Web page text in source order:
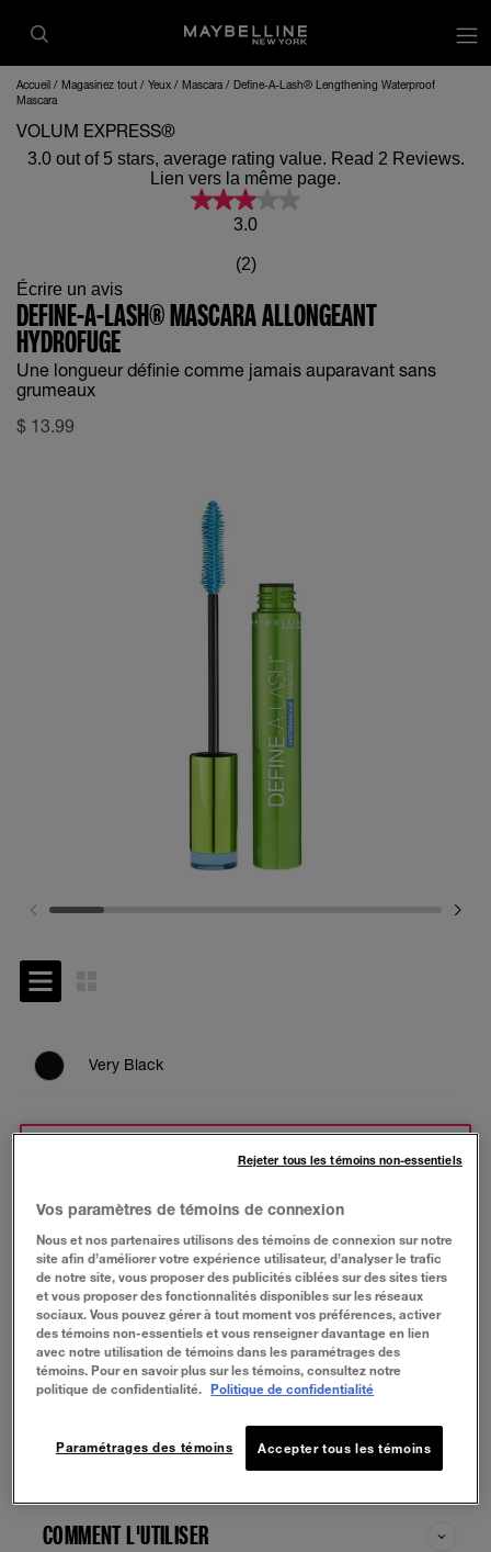
Accueil Magasinez tout Yeux Mascara
Define-A-Lash® Lengthening Waterproof
Mascara
VOLUM EXPRESS®
3.0 out of 5 stars, average rating value. Read 2 Reviews.
Lien vers la même page.
3.0
(2)
Écrire un avis
DEFINE-A-LASH® MASCARA ALLONGEANT
HYDROFUGE
Une longueur définie comme jamais auparavant sans
grumeaux
$ 13.99
Very Black
BUY NOW
À PROPOS
Le mascara allongeant hydrofuge Define-A-Lash®
donne forme et définition pour des cils d'apparence
plus longue.
COMMENT L'UTILISER
Vos paramètres de témoins de connexion
Nous et nos partenaires utilisons des témoins de connexion sur notre
site afin d’améliorer votre expérience utilisateur, d’analyser le trafic
de notre site, vous proposer des publicités ciblées sur des sites tiers
et vous proposer des fonctionnalités disponibles sur les réseaux
sociaux. Vous pouvez gérer à tout moment vos préférences, activer
des témoins non-essentiels et vous renseigner davantage en lien
avec notre utilisation de témoins dans les paramétrages des
témoins. Pour en savoir plus sur les témoins, consultez notre
politique de confidentialité.
Politique de confidentialité
Accepter tous les témoins
Paramétrages des témoins
Rejeter tous les témoins non-essentiels